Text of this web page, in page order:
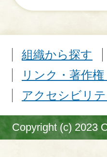
組織から探す
リンク・著作
アクセシビリテ
Copyright (c) 2023